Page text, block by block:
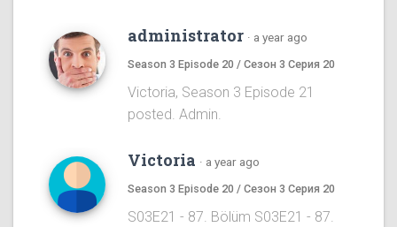
administrator · a year ago
Season 3 Episode 20 / Сезон 3 Серия 20
Victoria, Season 3 Episode 21
posted. Admin.
Victoria · a year ago
Season 3 Episode 20 / Сезон 3 Серия 20
S03E21 - 87. Bölüm S03E21 - 87.